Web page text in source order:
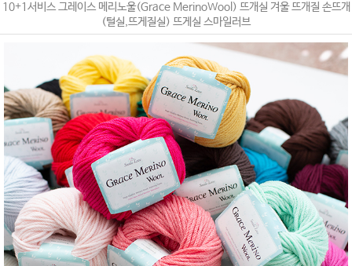
10+1서비스 그레이스 메리노울(Grace MerinoWool) 뜨개실 겨울 뜨개질 손뜨개
(털실,뜨게질실) 뜨게실 스마일러브